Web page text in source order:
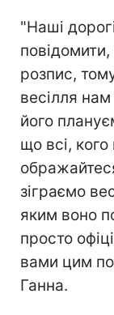
"Наші
розпис,
весілля
його
що всі,
зіграємо
яким воно
просто
вами цим
Ганна.